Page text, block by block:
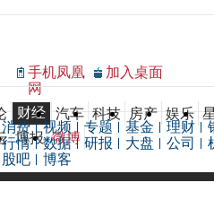
手机凤凰
网
加入桌面
财经 汽车 科技 房产 娱乐
博报 微博
消费 视频 专题 基金 理财
行情 数据 研报 大盘 公司
股吧 博客